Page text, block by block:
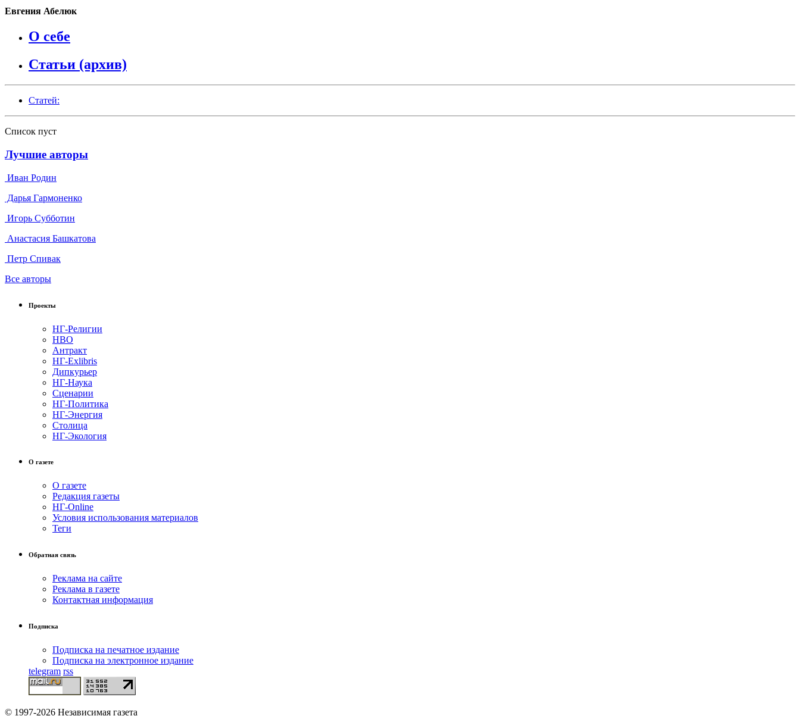
Евгения Абелюк
О себе
Статьи (архив)
Статей:
Список пуст
Лучшие авторы
Иван Родин
Дарья Гармоненко
Игорь Субботин
Анастасия Башкатова
Петр Спивак
Все авторы
Проекты
НГ-Религии
НВО
Антракт
НГ-Exlibris
Дипкурьер
НГ-Наука
Сценарии
НГ-Политика
НГ-Энергия
Столица
НГ-Экология
О газете
О газете
Редакция газеты
НГ-Online
Условия использования материалов
Теги
Обратная связь
Реклама на сайте
Реклама в газете
Контактная информация
Подписка
Подписка на печатное издание
Подписка на электронное издание
telegram rss
© 1997-2026 Независимая газета